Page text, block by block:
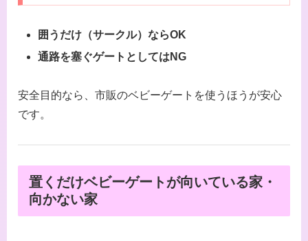
囲うだけ（サークル）ならOK
通路を塞ぐゲートとしてはNG
安全目的なら、市販のベビーゲートを使うほうが安心
です。
置くだけベビーゲートが向いている家・
向かない家